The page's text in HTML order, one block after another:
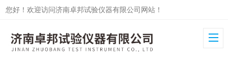
您好！欢迎访问济南卓邦试验仪器有限公司网站！